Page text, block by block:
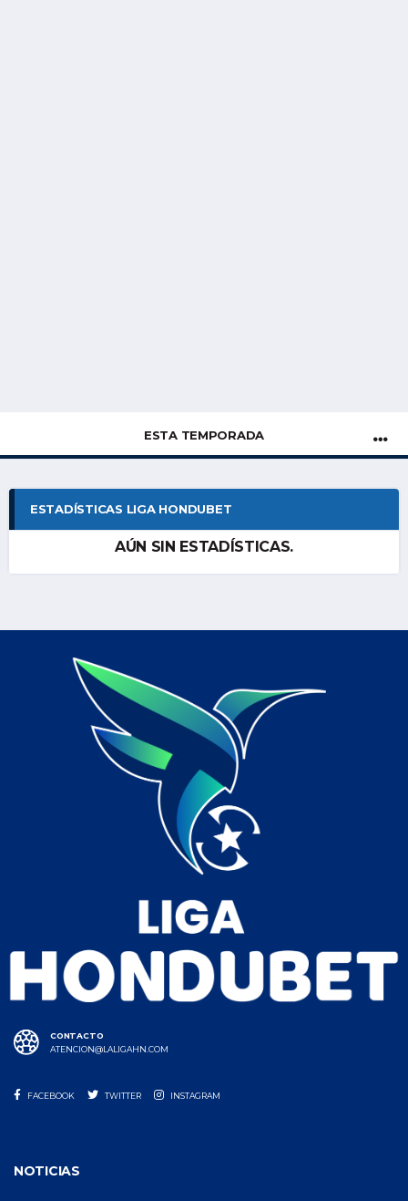
ESTA TEMPORADA
ESTADÍSTICAS LIGA HONDUBET
AÚN SIN ESTADÍSTICAS.
CONTACTO
ATENCION@LALIGAHN.COM
FACEBOOK TWITTER INSTAGRAM
NOTICIAS